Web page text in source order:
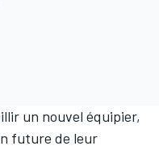
un nouvel équipier,
future de leur